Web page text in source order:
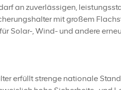
an zuverlässigen,
mit großem
Solar-, Wind- und andere
erfüllt strenge nationale